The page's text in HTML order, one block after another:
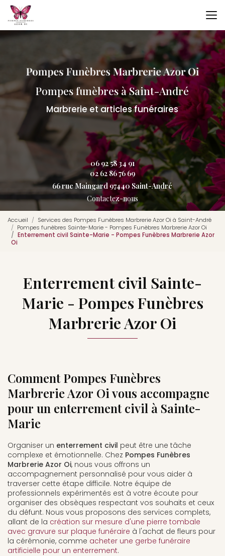
Aller
contenu
principal
Pompes funèbres à Saint-André
Marbrerie et articles funéraires
06 92 58 34 91
02 62 86 76 69
66 rue Maingard 97440 Saint-André
Contactez-nous
Accueil
Services des Pompes Funèbres Marbrerie Azor Oi à Saint-André
Pompes funèbres Sainte-Marie - Pompes Funèbres Marbrerie Azor Oi
Enterrement civil Sainte-Marie - Pompes Funèbres Marbrerie Azor
Oi
Enterrement civil Sainte-
Marie - Pompes Funèbres
Marbrerie Azor Oi
Comment Pompes Funèbres
Marbrerie Azor Oi vous accompagne
pour un enterrement civil à Sainte-
Marie
Organiser un enterrement civil peut être une tâche
complexe et émotionnelle. Chez Pompes Funèbres
Marbrerie Azor Oi, nous vous offrons un
accompagnement personnalisé pour vous aider à
traverser cette étape difficile. Notre équipe de
professionnels expérimentés est à votre écoute pour
organiser des obsèques respectant vos souhaits et ceux
du défunt. Nous vous proposons des services complets,
allant de la création sur mesure d'une pierre tombale
avec gravure sur plaque funéraire à l'achat de fleurs pour
la cérémonie, comme acheter une gerbe funéraire
artificielle pour un enterrement.